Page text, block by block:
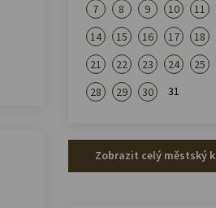
7
8 9 10 11
14
15 16 17 18
21
22 23 24 25
28
29 30 31
Zobrazit celý městský